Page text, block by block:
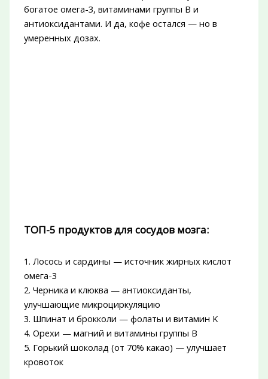
богатое омега-3, витаминами группы B и
антиоксидантами. И да, кофе остался — но в
умеренных дозах.
ТОП-5 продуктов для сосудов мозга:
1. Лосось и сардины — источник жирных кислот
омега-3
2. Черника и клюква — антиоксиданты,
улучшающие микроциркуляцию
3. Шпинат и брокколи — фолаты и витамин K
4. Орехи — магний и витамины группы B
5. Горький шоколад (от 70% какао) — улучшает
кровоток